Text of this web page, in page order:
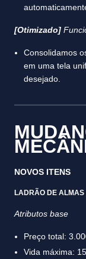
[Otimizado]
Consolidamos
em uma tela
desejado.
NOVOS ITENS
LADRÃO DE ALMAS
Atributos base
Preço total:
Vida máxima: